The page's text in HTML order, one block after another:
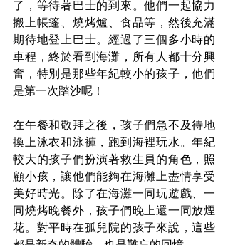
了，等待著巴士的到來。他們一起協力
搬上帳篷、燒烤爐、食品等，然後充滿
期待地登上巴士。經過了三個多小時的
車程，終於看到海灘，所有人都十分興
奮，特別是那些年紀較小的孩子，他們
是第一次踏沙呢！
在午餐和敬拜之後，孩子們急不及待地
換上泳衣和泳褲，跑到海裡玩水。年紀
較大的孩子們扮演著救生員的角色，照
顧小孩，讓他們能夠在海灘上盡情享受
美好時光。除了在海灘一同玩遊戲、一
同燒烤晚餐外，孩子們晚上還一同放煙
花。對平時在孤兒院的孩子來說，這些